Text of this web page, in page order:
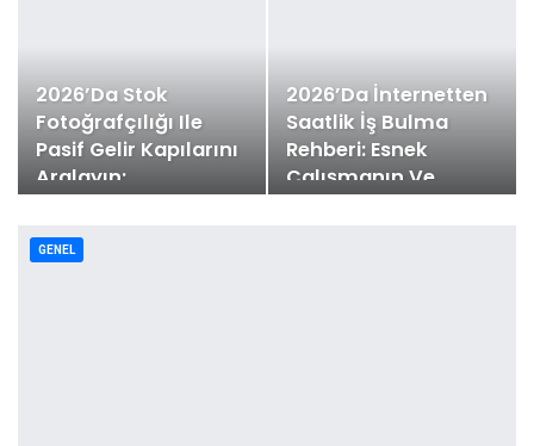
2026’da Stok
Fotoğrafçılığı Ile
Pasif Gelir Kapılarını
Aralayın:…
2026’da İnternetten
Saatlik İş Bulma
Rehberi: Esnek
Çalışmanın Ve…
GENEL